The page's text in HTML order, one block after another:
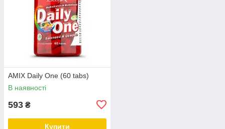
AMIX Daily One (60 tabs)
В наявності
593 ₴
Купити